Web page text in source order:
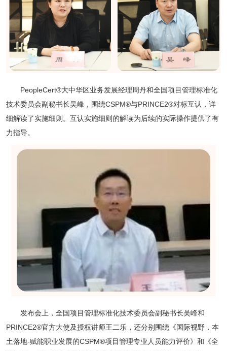
PeopleCert®大中华区业务发展经理周丹和全国项目管理标准化
技术委员会副秘书长吴峰，围绕CSPM®与PRINCE2®对标互认，详
细解读了实施细则。互认实施细则的解读为后续的实际操作提供了有
力指导。
发布会上，全国项目管理标准化技术委员会副秘书长吴峰和
PRINCE2®官方大使及授权讲师王二乐，还分别围绕《国际视野，本
土落地-赋能职业发展的CSPM®项目管理专业人员能力评价》和《全